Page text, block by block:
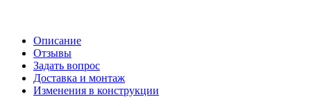
Описание
Отзывы
Задать вопрос
Доставка и монтаж
Изменения в конструкции